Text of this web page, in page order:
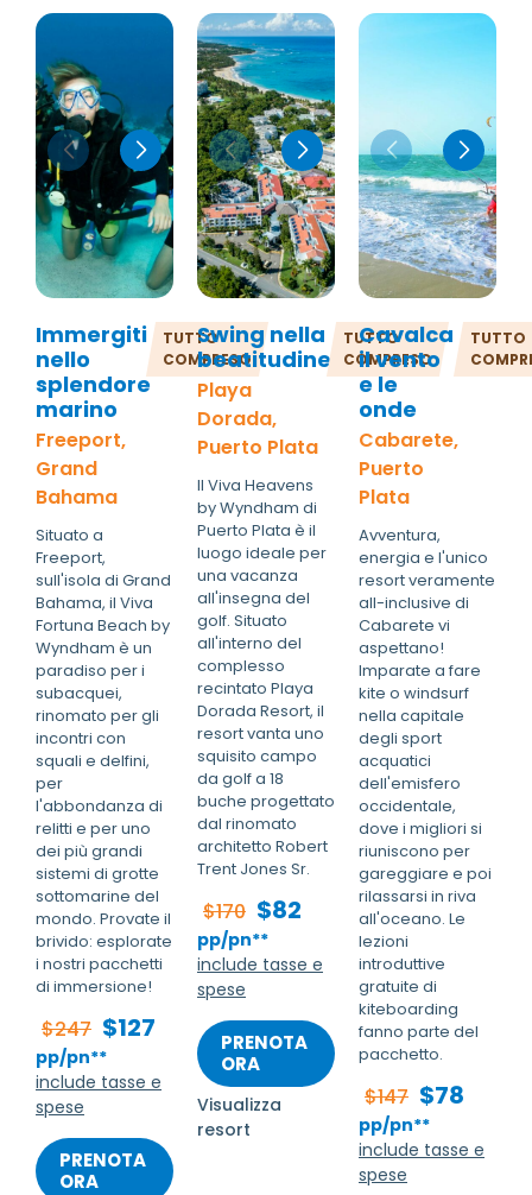
Immergiti
nello
splendore
marino
Freeport,
Grand
Bahama
TUTTO
COMPRESO
Situato a
Freeport,
sull'isola di Grand
Bahama, il Viva
Fortuna Beach by
Wyndham è un
paradiso per i
subacquei,
rinomato per gli
incontri con
squali e delfini,
per
l'abbondanza di
relitti e per uno
dei più grandi
sistemi di grotte
sottomarine del
mondo. Provate il
brivido: esplorate
i nostri pacchetti
di immersione!
$247 $127
pp/pn**
include tasse e
spese
PRENOTA
ORA
Swing nella
beatitudine
Playa
Dorada,
Puerto Plata
TUTTO
COMPRESO
Il Viva Heavens
by Wyndham di
Puerto Plata è il
luogo ideale per
una vacanza
all'insegna del
golf. Situato
all'interno del
complesso
recintato Playa
Dorada Resort, il
resort vanta uno
squisito campo
da golf a 18
buche progettato
dal rinomato
architetto Robert
Trent Jones Sr.
$170 $82
pp/pn**
include tasse e
spese
PRENOTA
ORA
Visualizza
resort
Cavalca
il vento
e le
onde
Cabarete,
Puerto
Plata
TUTTO
Avventura,
energia e l'unico
resort veramente
all-inclusive di
Cabarete vi
aspettano!
Imparate a fare
kite o windsurf
nella capitale
degli sport
acquatici
dell'emisfero
occidentale,
dove i migliori si
riuniscono per
gareggiare e poi
rilassarsi in riva
all'oceano. Le
lezioni
introduttive
gratuite di
kiteboarding
fanno parte del
pacchetto.
$147 $78
pp/pn**
include tasse e
spese